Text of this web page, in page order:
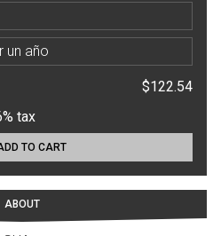
un año
$122.54
tax
TO CART
ABOUT